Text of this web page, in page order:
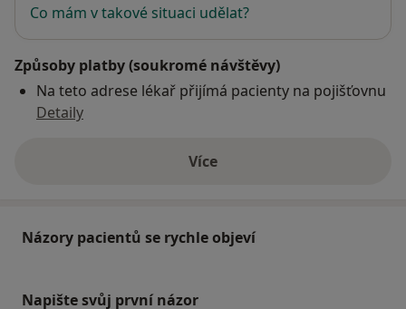
Co mám v takové situaci udělat?
Způsoby platby (soukromé návštěvy)
Na teto adrese lékař přijímá pacienty na pojišťovnu
Detaily
Víceo adrese
Názory pacientů se rychle objeví
Napište svůj první názor